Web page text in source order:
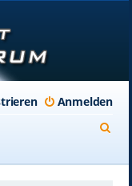
Anmelden